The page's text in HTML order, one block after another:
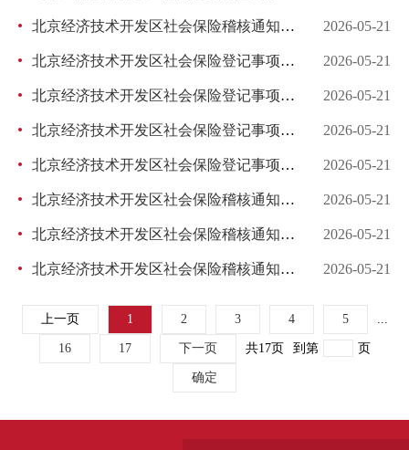
北京经济技术开发区社会保险稽核通知书 社稽通字（2026）第169号 2026-05-21
北京经济技术开发区社会保险登记事项核查通知书 社稽通字（2026）第183号 2026-05-21
北京经济技术开发区社会保险登记事项核查通知书 社稽通字（2026）第177号 2026-05-21
北京经济技术开发区社会保险登记事项核查通知书 社稽通字（2026）第165号 2026-05-21
北京经济技术开发区社会保险登记事项核查通知书 社稽通字（2026）第101号 2026-05-21
北京经济技术开发区社会保险稽核通知书 社稽通字（2026）第166号 2026-05-21
北京经济技术开发区社会保险稽核通知书 社稽通字（2026）第157号 2026-05-21
北京经济技术开发区社会保险稽核通知书 社稽通字（2026）第156号 2026-05-21
上一页 1 2 3 4 5 ...
16 17 下一页 共17页 到第 页
确定